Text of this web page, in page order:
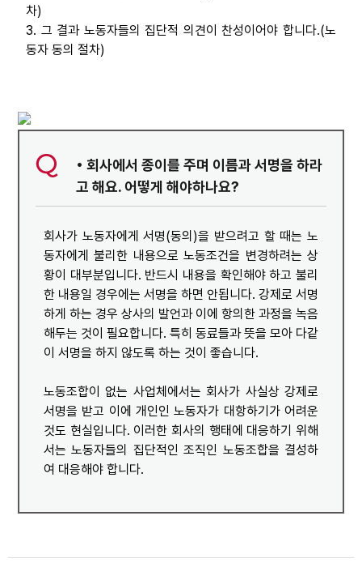
차)
3. 그 결과 노동자들의 집단적 의견이 찬성이어야 합니다.(노
동자 동의 절차)
• 회사에서 종이를 주며 이름과 서명을 하라
고 해요. 어떻게 해야하나요?
회사가 노동자에게 서명(동의)을 받으려고 할 때는 노
동자에게 불리한 내용으로 노동조건을 변경하려는 상
황이 대부분입니다. 반드시 내용을 확인해야 하고 불리
한 내용일 경우에는 서명을 하면 안됩니다. 강제로 서명
하게 하는 경우 상사의 발언과 이에 항의한 과정을 녹음
해두는 것이 필요합니다. 특히 동료들과 뜻을 모아 다같
이 서명을 하지 않도록 하는 것이 좋습니다.
노동조합이 없는 사업체에서는 회사가 사실상 강제로
서명을 받고 이에 개인인 노동자가 대항하기가 어려운
것도 현실입니다. 이러한 회사의 행태에 대응하기 위해
서는 노동자들의 집단적인 조직인 노동조합을 결성하
여 대응해야 합니다.